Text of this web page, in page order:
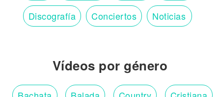
Discografía Conciertos Noticias
Vídeos por género